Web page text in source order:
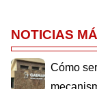
NOTICIAS
Cómo